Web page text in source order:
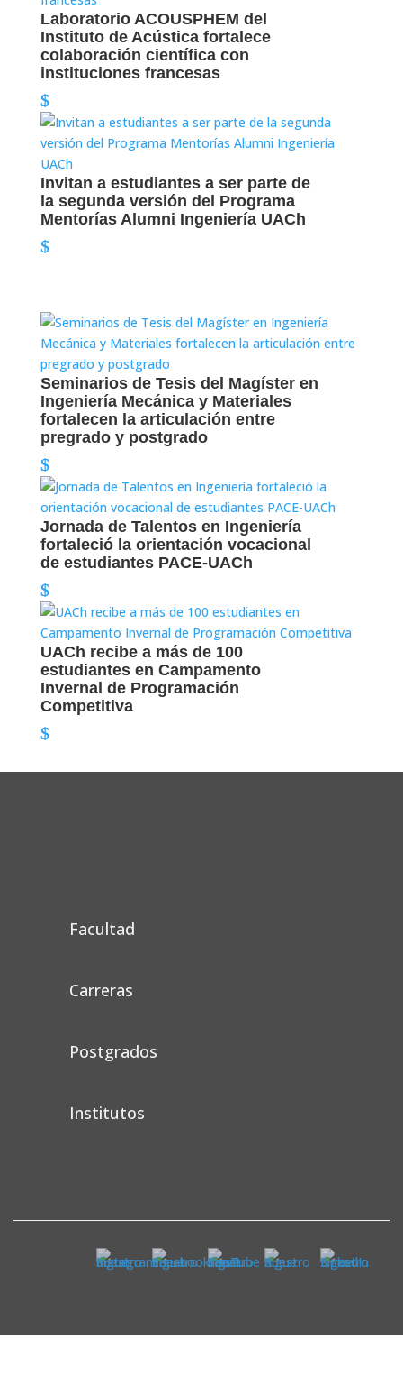
Laboratorio ACOUSPHEM del
Instituto de Acústica fortalece
colaboración científica con
instituciones francesas
Invitan a estudiantes a ser parte de
la segunda versión del Programa
Mentorías Alumni Ingeniería UACh
Seminarios de Tesis del Magíster en
Ingeniería Mecánica y Materiales
fortalecen la articulación entre
pregrado y postgrado
Jornada de Talentos en Ingeniería
fortaleció la orientación vocacional
de estudiantes PACE-UACh
UACh recibe a más de 100
estudiantes en Campamento
Invernal de Programación
Competitiva
Facultad
Carreras
Postgrados
Institutos